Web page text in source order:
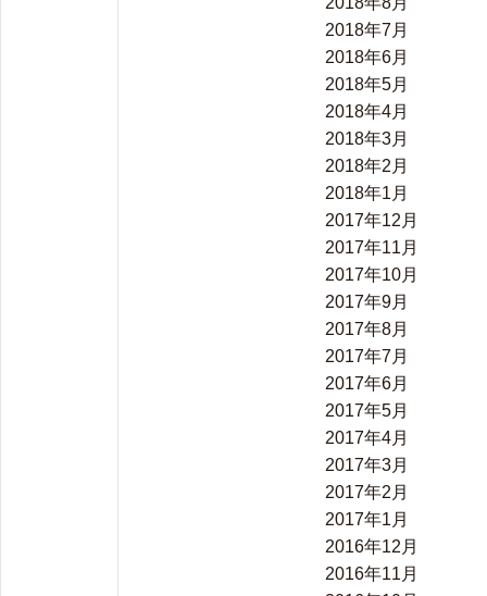
2018年7月
2018年6月
2018年5月
2018年4月
2018年3月
2018年2月
2018年1月
2017年12月
2017年11月
2017年10月
2017年9月
2017年8月
2017年7月
2017年6月
2017年5月
2017年4月
2017年3月
2017年2月
2017年1月
2016年12月
2016年11月